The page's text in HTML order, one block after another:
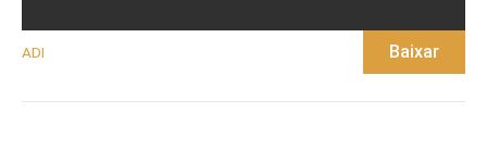
ADI Baixar